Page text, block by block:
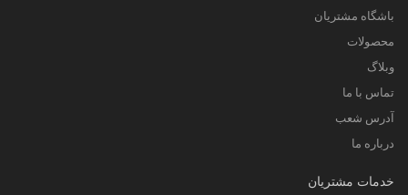
باشگاه مشتریان
محصولات
وبلاگ
تماس با ما
آدرس شعب
درباره ما
خدمات مشتریان